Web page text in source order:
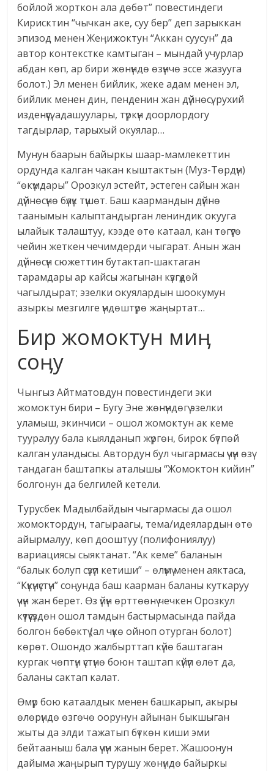
бойлой жорткон ала дөбөт” повестиндеги
Кирисктин “чычкан аке, суу бер” деп зарыккан
эпизод менен Жеӊижоктун “Аккан суусун” да
автор контекстке камтыган – мындай учурлар
абдан көп, ар бири жөнүндө өзүнчө эссе жазууга
болот.) Эл менен бийлик, жеке адам менен эл,
бийлик менен дин, пенденин жан дүйнөсү, рухий
изденүүсү, адашуулары, түркүн доорлордогу
тагдырлар, тарыхый окуялар…
Мунун баарын байыркы шаар-мамлекеттин
ордунда калган чакан кыштактын (Муз-Төрдүн)
“өкүмдары” Орозкул эстейт, эстеген сайын жан
дүйнөсүнө бүлүк түшөт. Баш каармандын дүйнө
таанымын калыптандырган лениндик окууга
ылайык талаштуу, кээде өтө катаал, кан төгүүгө
чейин жеткен чечимдерди чыгарат. Анын жан
дүйнөсүн сюжеттин бутактап-шактаган
тарамдары ар кайсы жагынан күзгүдөй
чагылдырат; эзелки окуялардын шоокумун
азыркы мезгилге үндөштүрө жаӊыртат…
Бир жомоктун миӊ
соӊу
Чынгыз Айтматовдун повестиндеги эки
жомоктун бири – Бугу Эне жөнүндөгү эзелки
уламыш, экинчиси – ошол жомоктун ак кеме
тууралуу бала кыялданып жүргөн, бирок бүтпөй
калган уландысы. Автордун бул чыгармасы үчүн өзү
тандаган баштапкы аталышы “Жомоктон кийин”
болгонун да белгилей кетели.
Турусбек Мадылбайдын чыгармасы да ошол
жомоктордун, тагыраагы, тема/идеялардын өтө
айырмалуу, көп дооштуу (полифониялуу)
вариациясы сыяктанат. “Ак кеме” баланын
“балык болуп сүзүп кетиши” – өлүмү менен аяктаса,
“Күкүнүстүн” соӊунда баш каарман баланы куткаруу
үчүн жан берет. Өз үйүн өрттөөнү чечкен Орозкул
күтүүсүздөн ошол тамдын бастырмасында пайда
болгон бөбөктү (ал чүкө ойноп отурган болот)
көрөт. Ошондо жалбырттап күйө баштаган
кургак чөптүн үстүнө боюн таштап күйүп өлөт да,
баланы сактап калат.
Өмүр бою катаалдык менен башкарып, акыры
өлөрүндө өзгөчө оорунун айынан быкшыган
жыты да элди тажатып бүткөн киши эми
бейтааныш бала үчүн жанын берет. Жашоонун
дайыма жаӊырып турушу жөнүндө байыркы